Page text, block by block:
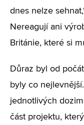
dnes nelze
Nereagují ani
Británie, které si
Důraz byl od
byly co
jednotlivých
část projektu,